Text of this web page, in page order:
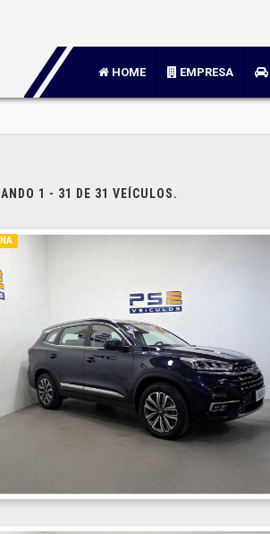
HOME EMPRESA
1 - 31 DE 31 VEÍCULOS.